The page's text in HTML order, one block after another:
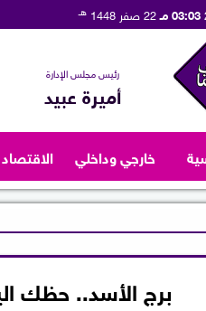
03:03 مـ 22 صفر 1448 هـ
رئيس مجلس الإدارة
أميرة عبيد
خارجي وداخلي الاقتصاد
برج الأسد.. حظك اليوم